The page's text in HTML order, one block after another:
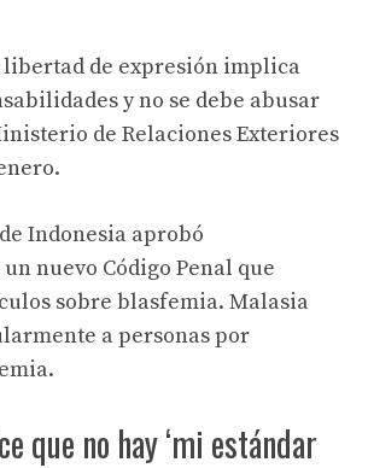
libertad de expresión implica
y no se debe abusar
de Relaciones Exteriores
Indonesia aprobó
nuevo Código Penal que
sobre blasfemia. Malasia
a personas por
que no hay ‘mi estándar